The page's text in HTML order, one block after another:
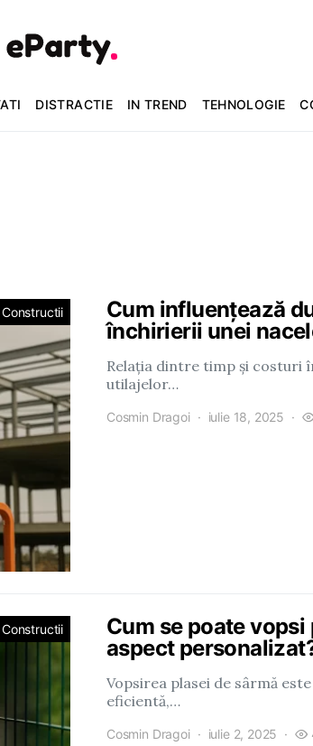
DISTRACTIE IN TREND TEHNOLOGIE
Constructii
Cum influențează
închirierii unei
Relația dintre timp și
utilajelor…
Cosmin Dragoi iulie 18, 2025
Constructii
Cum se poate
aspect
Vopsirea plasei de sârmă
eficientă,…
Cosmin Dragoi iulie 2, 2025